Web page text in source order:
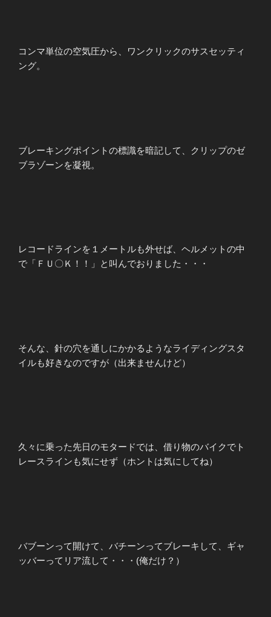
コンマ単位の空気圧から、ワンクリックのサスセッティ
ング。
ブレーキングポイントの標識を暗記して、クリップのゼ
ブラゾーンを凝視。
レコードラインを１メートルも外せば、ヘルメットの中
で「ＦＵ〇Ｋ！！」と叫んでおりました・・・
そんな、針の穴を通しにかかるようなライディングスタ
イルも好きなのですが（出来ませんけど）
久々に乗った先日のモタードでは、借り物のバイクでト
レースラインも気にせず（ホントは気にしてね）
バブーンって開けて、バチーンってブレーキして、ギャ
ッバーってリア流して・・・(俺だけ？）